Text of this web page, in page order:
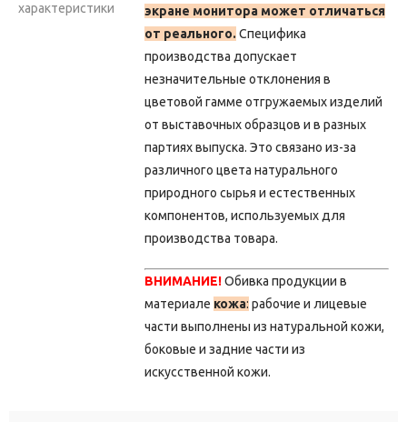
характеристики
экране монитора может отличаться
от реального. Специфика
производства допускает
незначительные отклонения в
цветовой гамме отгружаемых изделий
от выставочных образцов и в разных
партиях выпуска. Это связано из-за
различного цвета натурального
природного сырья и естественных
компонентов, используемых для
производства товара.
ВНИМАНИЕ!Обивка продукции в
материале кожа: рабочие и лицевые
части выполнены из натуральной кожи,
боковые и задние части из
искусственной кожи.